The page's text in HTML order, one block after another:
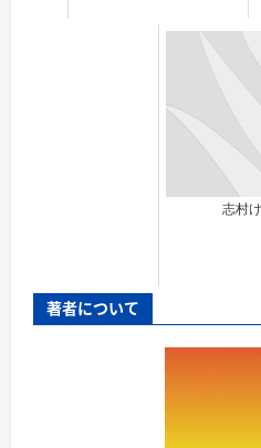
志村
著者について